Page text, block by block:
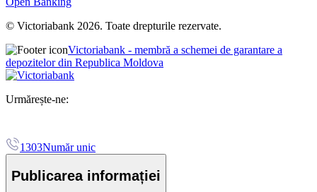
© Victoriabank 2026. Toate drepturile rezervate.
Victoriabank - membră a schemei de garantare a
depozitelor din Republica Moldova
Urmărește-ne:
1303Număr unic
Publicarea informației